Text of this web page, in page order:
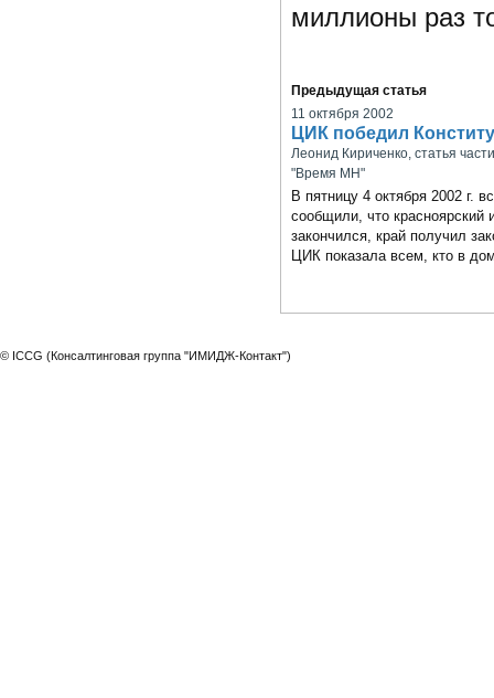
миллионы раз
Предыдущая статья
11 октября 2002
ЦИК победил
Леонид Кириченко, статья
"Время МН"
В пятницу 4 октября 2002 г.
сообщили, что красноярский
закончился, край получил
ЦИК показала всем, кто в
© ICCG (Консалтинговая группа "ИМИДЖ-Контакт")